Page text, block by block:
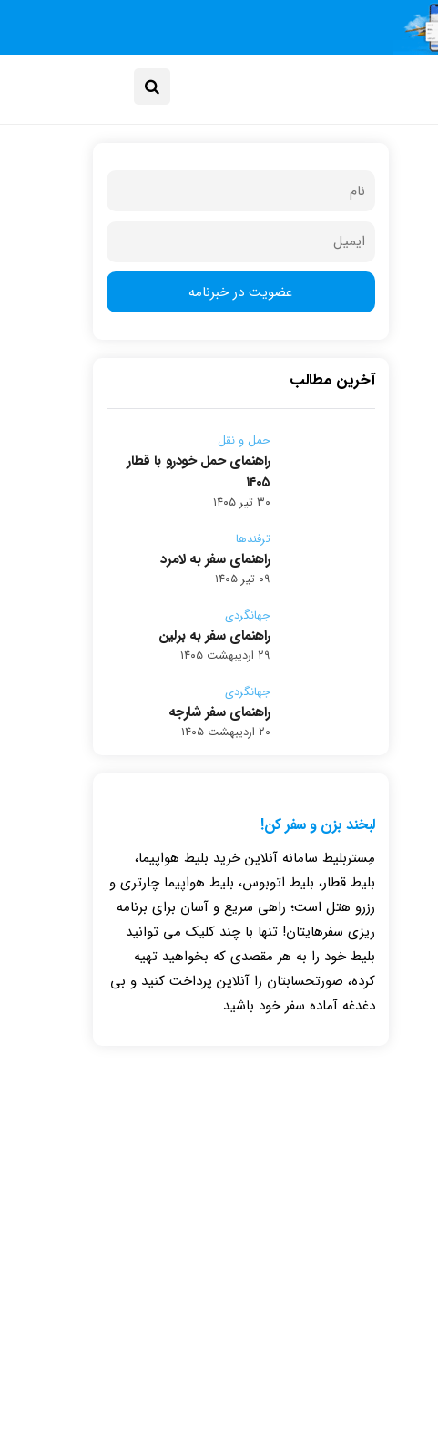
آخرین مطالب
حمل و نقل
راهنمای حمل خودرو با قطار
۱۴۰۵
۳۰ تیر ۱۴۰۵
ترفندها
راهنمای سفر به لامرد
۰۹ تیر ۱۴۰۵
جهانگردی
راهنمای سفر به برلین
۲۹ اردیبهشت ۱۴۰۵
جهانگردی
راهنمای سفر شارجه
۲۰ اردیبهشت ۱۴۰۵
لبخند بزن و سفر کن!
مِستربلیط سامانه آنلاین خرید بلیط هواپیما،
بلیط قطار، بلیط اتوبوس، بلیط هواپیما چارتری و
رزرو هتل است؛ راهی سریع و آسان برای برنامه
ریزی سفرهایتان! تنها با چند کلیک می توانید
بلیط خود را به هر مقصدی که بخواهید تهیه
کرده، صورتحسابتان را آنلاین پرداخت کنید و بی
دغدغه آماده سفر خود باشید